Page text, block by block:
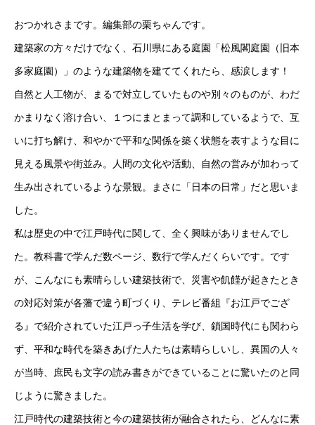
オンラインショップ（雑貨）
就労継続支援A型
シナプスの笑いとは
シナプスの笑いバックナンバー
ラグーナ製本工房
ラグーナのほんだな
おつかれさまです。編集部の栗ちゃんです。
建築家の方々だけでなく、石川県にある庭園「松風閣庭園（旧本
多家庭園）」のような建築物を建ててくれたら、感涙します！
自然と人工物が、まるで対立していたものや別々のものが、わだ
かまりなく溶け合い、１つにまとまって調和しているようで、互
いに打ち解け、和やかで平和な関係を築く状態を表すような目に
見える風景や街並み。人間の文化や活動、自然の営みが加わって
生み出されているような景観。まさに「日本の日常」だと思いま
した。
私は歴史の中で江戸時代に関して、全く興味がありませんでし
た。教科書で学んだ数ページ、数行で学んだくらいです。です
が、こんなにも素晴らしい建築技術で、災害や飢饉が起きたとき
の対応対策が各藩で違う町づくり、テレビ番組『お江戸でござ
る』で紹介されていた江戸っ子生活を学び、鎖国時代にも関わら
ず、平和な時代を築きあげた人たちは素晴らしいし、異国の人々
が当時、庶民も文字の読み書きができていることに驚いたのと同
じように驚きました。
江戸時代の建築技術と今の建築技術が融合されたら、どんなに素